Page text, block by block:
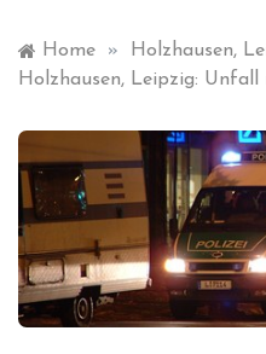
Home » Holzhausen,
Holzhausen, Leipzig: